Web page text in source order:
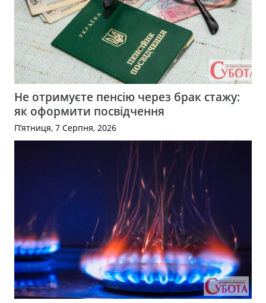
Не отримуєте пенсію через брак стажу:
як оформити посвідчення
П’ятниця, 7 Серпня, 2026